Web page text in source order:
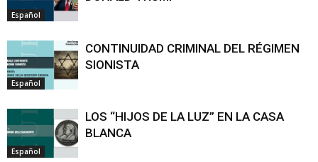
Español
Español
CONTINUIDAD CRIMINAL DEL RÉGIMEN
SIONISTA
Español
LOS “HIJOS DE LA LUZ” EN LA CASA
BLANCA